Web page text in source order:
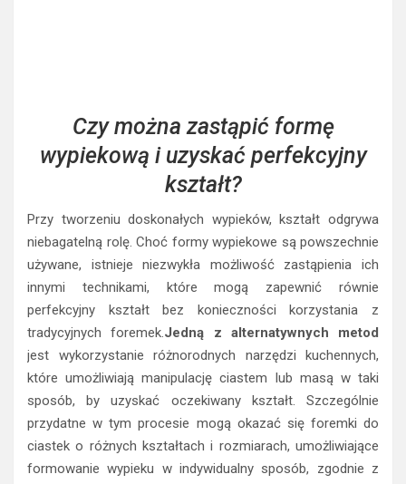
Czy można zastąpić formę
wypiekową i uzyskać perfekcyjny
kształt?
Przy tworzeniu doskonałych wypieków, kształt odgrywa
niebagatelną rolę. Choć formy wypiekowe są powszechnie
używane, istnieje niezwykła możliwość zastąpienia ich
innymi technikami, które mogą zapewnić równie
perfekcyjny kształt bez konieczności korzystania z
tradycyjnych foremek.Jedną z alternatywnych metod
jest wykorzystanie różnorodnych narzędzi kuchennych,
które umożliwiają manipulację ciastem lub masą w taki
sposób, by uzyskać oczekiwany kształt. Szczególnie
przydatne w tym procesie mogą okazać się foremki do
ciastek o różnych kształtach i rozmiarach, umożliwiające
formowanie wypieku w indywidualny sposób, zgodnie z